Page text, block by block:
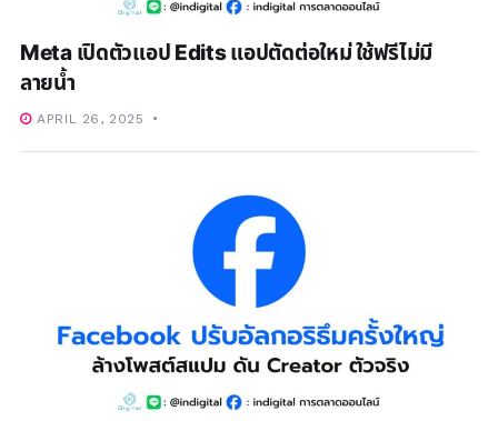
Meta เปิดตัวแอป Edits แอปตัดต่อใหม่ ใช้ฟรีไม่มี
ลายน้ำ
APRIL 26, 2025